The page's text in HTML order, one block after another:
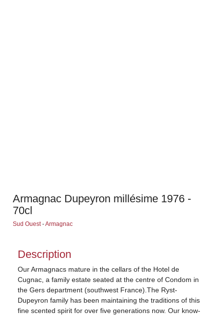
Armagnac Dupeyron millésime 1976 -
70cl
Sud Ouest -Armagnac
Description
Our Armagnacs mature in the cellars of the Hotel de
Cugnac, a family estate seated at the centre of Condom in
the Gers department (southwest France).The Ryst-
Dupeyron family has been maintaining the traditions of this
fine scented spirit for over five generations now. Our know-